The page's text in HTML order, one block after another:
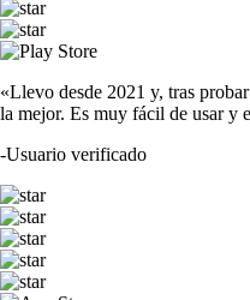
«Llevo desde 2021 y, tras
la mejor. Es muy fácil de usar y
-Usuario verificado